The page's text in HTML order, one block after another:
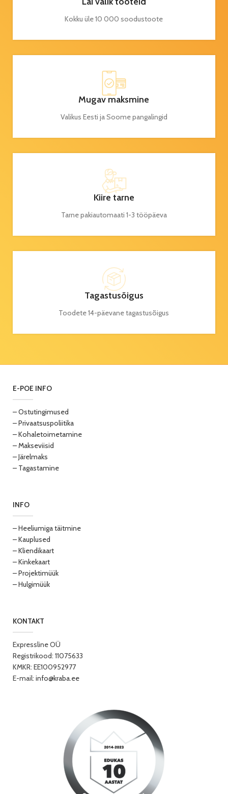
Kokku üle 10 000 soodustoote
Mugav maksmine
Valikus Eesti ja Soome pangalingid
Kiire tarne
Tarne pakiautomaati 1-3 tööpäeva
Tagastusõigus
Toodete 14-päevane tagastusõigus
E-POE INFO
– Ostutingimused
– Privaatsuspoliitika
– Kohaletoimetamine
– Makseviisid
– Järelmaks
– Tagastamine
INFO
– Heeliumiga täitmine
– Kauplused
– Kliendikaart
– Kinkekaart
– Projektimüük
– Hulgimüük
KONTAKT
Expressline OÜ
Registrikood: 11075633
KMKR: EE100952977
E-mail: info@kraba.ee